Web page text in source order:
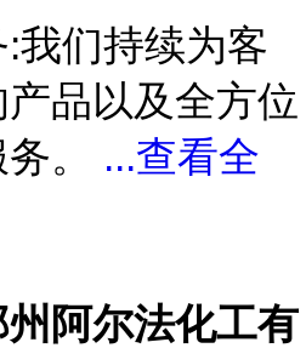
我们持续为客
品以及全方位
。 ...查看全
州阿尔法化工有